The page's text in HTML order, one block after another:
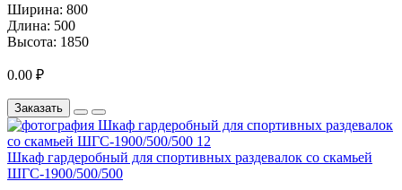
Ширина: 800
Длина: 500
Высота: 1850
0.00 ₽
Заказать
Шкаф гардеробный для спортивных раздевалок со скамьей
ШГС-1900/500/500